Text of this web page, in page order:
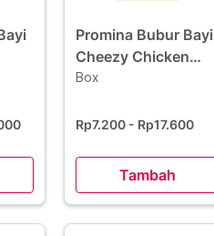
Promina Bubur Bayi
Cheezy Chicken
Broccoli 120 g
Box
Rp7.200 - Rp17.600
Tambah